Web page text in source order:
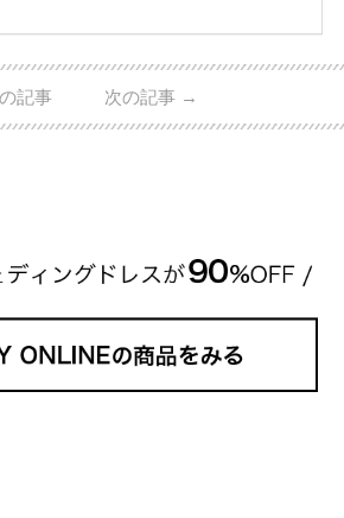
の宝石を扱っています。 至高のデザインと品
裟斗さんの婚約指輪 魔裟斗さんが矢沢さんに
た指輪は1カラットのものです。 ショーメの価
記事 次の記事 →